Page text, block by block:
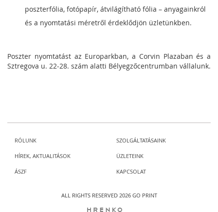
poszterfólia, fotópapír, átvilágítható fólia – anyagainkról
és a nyomtatási méretről érdeklődjön üzletünkben.
Poszter nyomtatást az Europarkban, a Corvin Plazaban és a
Sztregova u. 22-28. szám alatti Bélyegzőcentrumban vállalunk.
RÓLUNK SZOLGÁLTATÁSAINK
HÍREK, AKTUALITÁSOK ÜZLETEINK
ÁSZF KAPCSOLAT
ALL RIGHTS RESERVED 2026 GO PRINT